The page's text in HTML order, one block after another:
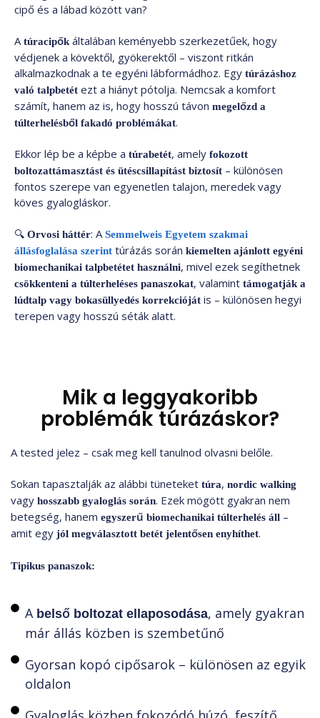
cipő és a lábad között van?
A túracipők általában keményebb szerkezetűek, hogy
védjenek a kövektől, gyökerektől – viszont ritkán
alkalmazkodnak a te egyéni lábformádhoz. Egy túrázáshoz
való talpbetét ezt a hiányt pótolja. Nemcsak a komfort
számít, hanem az is, hogy hosszú távon megelőzd a
túlterhelésből fakadó problémákat.
Ekkor lép be a képbe a túrabetét, amely fokozott
boltozattámasztást és ütéscsillapítást biztosít – különösen
fontos szerepe van egyenetlen talajon, meredek vagy
köves gyalogláskor.
🔍 Orvosi háttér: ASemmelweis Egyetem szakmai
állásfoglalása szerint túrázás során kiemelten ajánlott egyéni
biomechanikai talpbetétet használni, mivel ezek segíthetnek
csökkenteni a túlterheléses panaszokat, valamint támogatják a
lúdtalp vagy bokasüllyedés korrekcióját is – különösen hegyi
terepen vagy hosszú séták alatt.
Mik a leggyakoribb
problémák túrázáskor?
A tested jelez – csak meg kell tanulnod olvasni belőle.
Sokan tapasztalják az alábbi tüneteket túra, nordic walking
vagy hosszabb gyaloglás során. Ezek mögött gyakran nem
betegség, hanem egyszerű biomechanikai túlterhelés áll –
amit egy jól megválasztott betét jelentősen enyhíthet.
Tipikus panaszok:
A belső boltozat ellaposodása, amely gyakran
már állás közben is szembetűnő
Gyorsan kopó cipősarok – különösen az egyik
oldalon